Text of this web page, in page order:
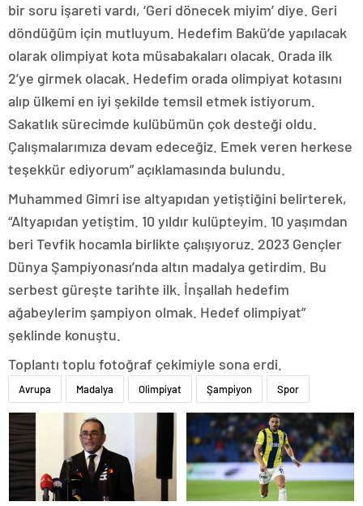
bir soru işareti vardı, ‘Geri dönecek miyim’ diye. Geri
döndüğüm için mutluyum. Hedefim Bakü’de yapılacak
olarak olimpiyat kota müsabakaları olacak. Orada ilk
2’ye girmek olacak. Hedefim orada olimpiyat kotasını
alıp ülkemi en iyi şekilde temsil etmek istiyorum.
Sakatlık sürecimde kulübümün çok desteği oldu.
Çalışmalarımıza devam edeceğiz. Emek veren herkese
teşekkür ediyorum” açıklamasında bulundu.
Muhammed Gimri ise altyapıdan yetiştiğini belirterek,
“Altyapıdan yetiştim. 10 yıldır kulüpteyim. 10 yaşımdan
beri Tevfik hocamla birlikte çalışıyoruz. 2023 Gençler
Dünya Şampiyonası’nda altın madalya getirdim. Bu
serbest güreşte tarihte ilk. İnşallah hedefim
ağabeylerim şampiyon olmak. Hedef olimpiyat”
şeklinde konuştu.
Toplantı toplu fotoğraf çekimiyle sona erdi.
Avrupa Madalya Olimpiyat Şampiyon Spor